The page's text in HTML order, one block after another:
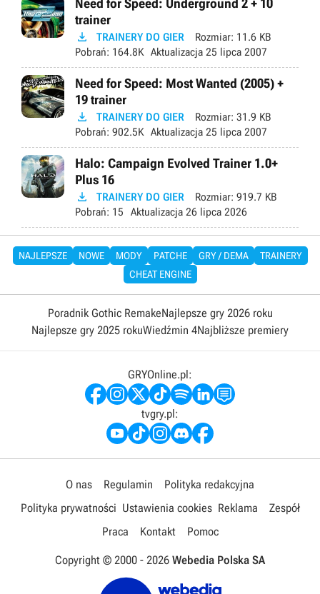
Need for Speed: Underground 2 + 10
trainer
 TRAINERY DO GIER Rozmiar: 11.6 KB
Pobrań: 164.8K Aktualizacja 25 lipca 2007
Need for Speed: Most Wanted (2005) +
19 trainer
 TRAINERY DO GIER Rozmiar: 31.9 KB
Pobrań: 902.5K Aktualizacja 25 lipca 2007
Halo: Campaign Evolved Trainer 1.0+
Plus 16
 TRAINERY DO GIER Rozmiar: 919.7 KB
Pobrań: 15 Aktualizacja 26 lipca 2026
NAJLEPSZE NOWE MODY PATCHE GRY / DEMA
TRAINERY
CHEAT ENGINE
Poradnik Gothic RemakeNajlepsze gry 2026 roku
Najlepsze gry 2025 rokuWiedźmin 4Najbliższe premiery
GRYOnline.pl:
tvgry.pl:
O nas Regulamin
Polityka redakcyjna
Polityka prywatności Ustawienia cookies Reklama
Zespół
Praca
Kontakt Pomoc
Copyright © 2000 - 2026 Webedia Polska SA